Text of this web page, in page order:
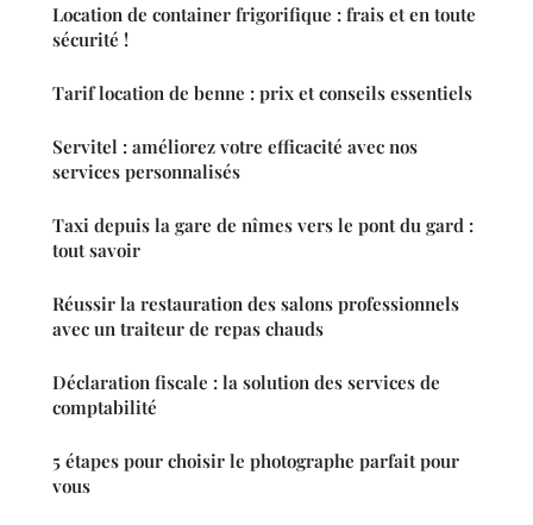
Location de container frigorifique : frais et en toute
sécurité !
Tarif location de benne : prix et conseils essentiels
Servitel : améliorez votre efficacité avec nos
services personnalisés
Taxi depuis la gare de nîmes vers le pont du gard :
tout savoir
Réussir la restauration des salons professionnels
avec un traiteur de repas chauds
Déclaration fiscale : la solution des services de
comptabilité
5 étapes pour choisir le photographe parfait pour
vous